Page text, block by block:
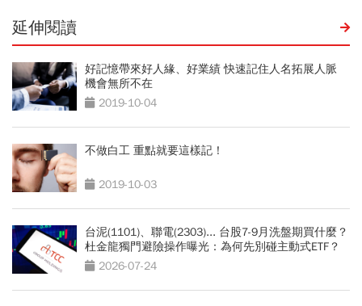
延伸閱讀
好記憶帶來好人緣、好業績 快速記住人名拓展人脈
機會無所不在
2019-10-04
不做白工 重點就要這樣記！
2019-10-03
台泥(1101)、聯電(2303)... 台股7-9月洗盤期買什麼？
杜金龍獨門避險操作曝光：為何先別碰主動式ETF？
2026-07-24